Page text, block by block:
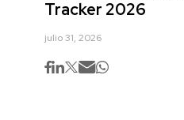
Tracker 2026
julio 31, 2026